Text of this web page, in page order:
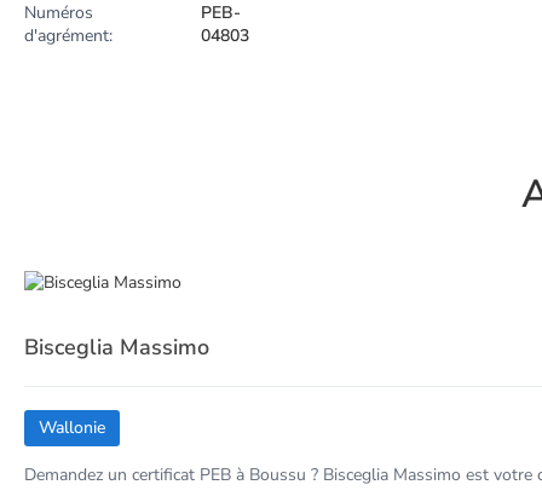
Numéros
d'agrément:
PEB-
04803
Bisceglia Massimo
Wallonie
Demandez un certificat PEB à Boussu ? Bisceglia Massimo est